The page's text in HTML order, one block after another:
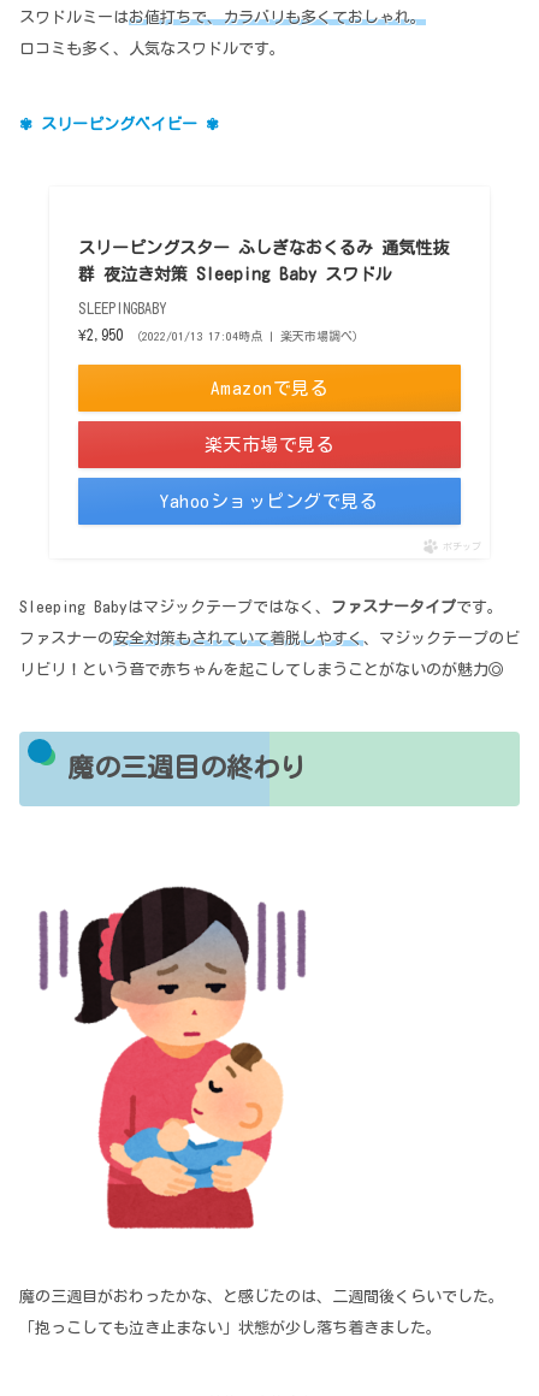
スワドルミーはお値打ちで、カラバリも多くておしゃれ。
口コミも多く、人気なスワドルです。
✾ スリーピングベイビー ✾
スリーピングスター ふしぎなおくるみ 通気性抜
群 夜泣き対策 Sleeping Baby スワドル
SLEEPINGBABY
¥2,950
（2022/01/13 17:04時点 | 楽天市場調べ）
Amazonで見る
楽天市場で見る
Yahooショッピングで見る
ポチップ
Sleeping Babyはマジックテープではなく、 ファスナータイプです。
ファスナーの安全対策もされていて着脱しやすく、マジックテープのビ
リビリ！という音で赤ちゃんを起こしてしまうことがないのが魅力◎
魔の三週目の終わり
魔の三週目がおわったかな、と感じたのは、二週間後くらいでした。
「抱っこしても泣き止まない」状態が少し落ち着きました。